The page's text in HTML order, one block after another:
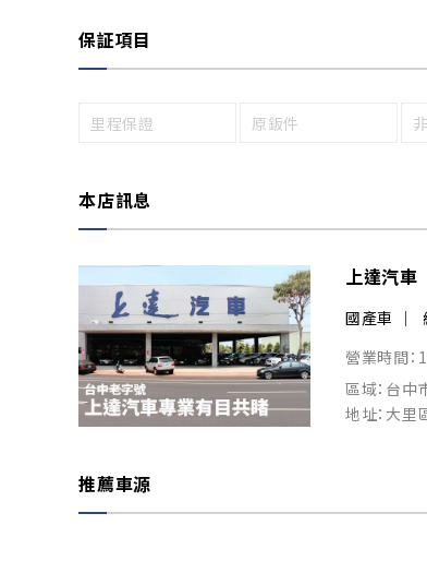
保証項目
里程保證 原鈑件
本店訊息
上達汽車
國產車
營業時間
區域：台中
地址：大
推薦車源